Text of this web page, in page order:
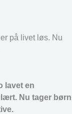
på livet løs. Nu
lavet en
Nu tager børn